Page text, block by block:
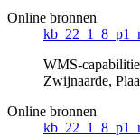
Online bronnen
WMS-
Zwijnaarde,
Online bronnen